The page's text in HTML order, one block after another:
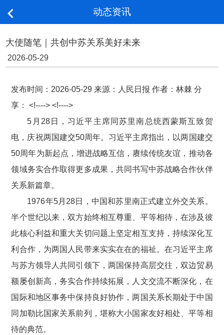
 动态资讯
大使随笔｜共创中苏关系美好未来
2026-05-29
发布时间：2026-05-29 来源：人民日报作者：林棘 分
享：
<!----> <!---->
5月28日，习近平主席同苏里南总统西蒙斯互致贺
电，庆祝两国建交50周年。习近平主席指出，以两国建交
50周年为新起点，增进战略互信，赓续传统友谊，推动各
领域务实合作取得更多成果，共同书写中苏战略合作伙伴
关系新篇章。
1976年5月28日，中国和苏里南正式建立外交关系。
半个世纪以来，双方始终相互尊重、平等相待，在涉及彼
此核心利益和重大关切问题上坚定相互支持，持续深化互
利合作，为两国人民带来实实在在的福祉。在习近平主席
与苏方领导人共同引领下，两国保持高层交往，双边贸易
额屡创新高，务实合作持续拓展，人文交流不断深化，在
国际和地区事务中保持良好协作，两国关系长期处于中国
同加勒比国家关系前列，堪称大小国家友好相处、平等相
待的典范。